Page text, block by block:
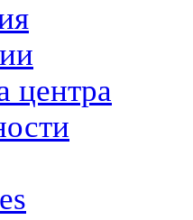
центра